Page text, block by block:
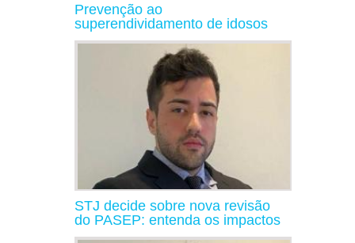
Prevenção ao
superendividamento de idosos
STJ decide sobre nova revisão
do PASEP: entenda os impactos